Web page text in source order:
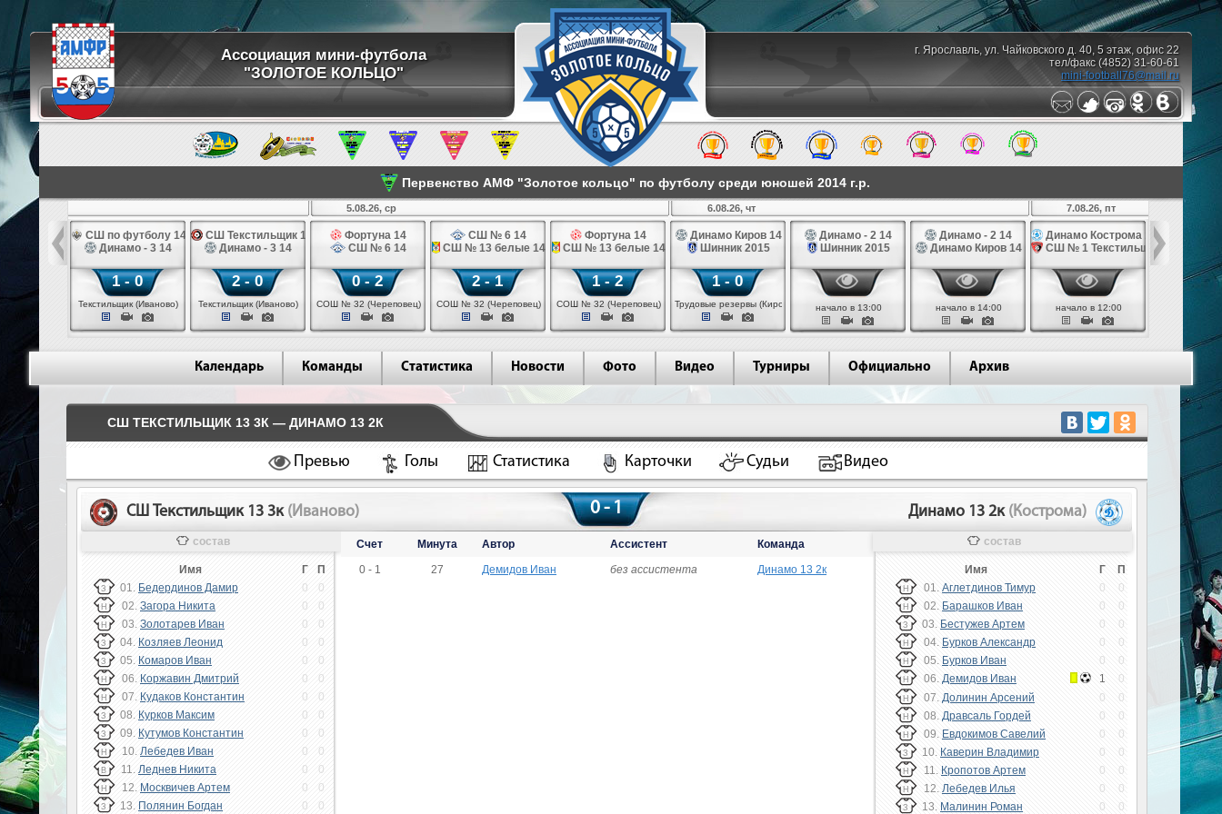
Ассоциация мини-футбола
"ЗОЛОТОЕ КОЛЬЦО"
г. Ярославль, ул. Чайковского д. 40, 5 этаж, офис 22
тел/факс (4852) 31-60-61
mini-football76@mail.ru
Первенство АМФ "Золотое кольцо" по футболу среди юношей 2014 г.р.
14
СШ по футболу 14
Динамо - 3 14
1 - 0
Текстильщик (Иваново)
СШ Текстильщик 14
Динамо - 3 14
2 - 0
Текстильщик (Иваново)
5.08.26, ср
Фортуна 14
СШ № 6 14
0 - 2
СОШ № 32 (Череповец)
СШ № 6 14
СШ № 13 белые 14
2 - 1
СОШ № 32 (Череповец)
Фортуна 14
СШ № 13 белые 14
1 - 2
СОШ № 32 (Череповец)
6.08.26, чт
Динамо Киров 14
Шинник 2015
1 - 0
Трудовые резервы (Киров)
Динамо - 2 14
Шинник 2015
начало в 13:00
Динамо - 2 14
Динамо Киров 14
начало в 14:00
7.08.26, пт
Динамо Кострома 14
СШ № 1 Текстильщик 14
начало в 12:00
Наши
Календарь Команды Статистика Новости Фото Видео Турниры Официально Архив
СШ ТЕКСТИЛЬЩИК 13 3К — ДИНАМО 13 2К
Превью Голы Статистика Карточки Судьи Видео
СШ Текстильщик 13 3к (Иваново) 0 - 1 Динамо 13 2к (Кострома)
состав
Имя Г П
З 01. Бедердинов Дамир 0 0
Н 02. Загора Никита 0 0
Н 03. Золотарев Иван 0 0
З 04. Козляев Леонид 0 0
З 05. Комаров Иван 0 0
Н 06. Коржавин Дмитрий 0 0
Н 07. Кудаков Константин 0 0
З 08. Курков Максим 0 0
З 09. Кутумов Константин 0 0
Н 10. Лебедев Иван 0 0
В 11. Леднев Никита 0 0
Н 12. Москвичев Артем 0 0
З 13. Полянин Богдан 0 0
Счет Минута Автор Ассистент
Команда
0 - 1
27 Демидов Иван без ассистента Динамо 13 2к
состав
Имя Г П
Н 01. Аглетдинов Тимур 0 0
Н 02. Барашков Иван 0 0
З 03. Бестужев Артем 0 0
Н 04. Бурков Александр 0 0
Н 05. Бурков Иван 0 0
Н 06. Демидов Иван 1 0
Н 07. Долинин Арсений 0 0
Н 08. Дравсаль Гордей 0 0
Н 09. Евдокимов Савелий 0 0
З 10. Каверин Владимир 0 0
Н 11. Кропотов Артем 0 0
Н 12. Лебедев Илья 0 0
З 13. Малинин Роман 0 0